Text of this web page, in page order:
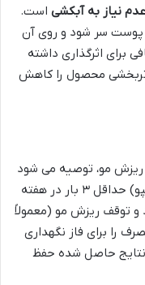
عدم نیاز به آبکشی است.
پوست سر شود و روی آن
برای اثرگذاری داشته
محصول را کاهش
ریزش مو، توصیه می شود
که از این سیستم (شامل سرم و شامپو) حداقل ۳ بار در هفته
و توقف ریزش مو (معمولاً
مصرف را برای فاز نگهداری
حاصل شده حفظ